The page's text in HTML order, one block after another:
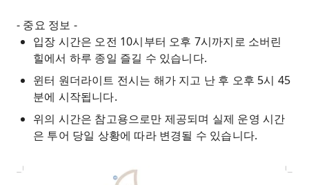
- 중요 정보 -
입장 시간은 오전 10시부터 오후 7시까지로 소버린
힐에서 하루 종일 즐길 수 있습니다.
윈터 원더라이트 전시는 해가 지고 난 후 오후 5시 45
분에 시작됩니다.
위의 시간은 참고용으로만 제공되며 실제 운영 시간
은 투어 당일 상황에 따라 변경될 수 있습니다.